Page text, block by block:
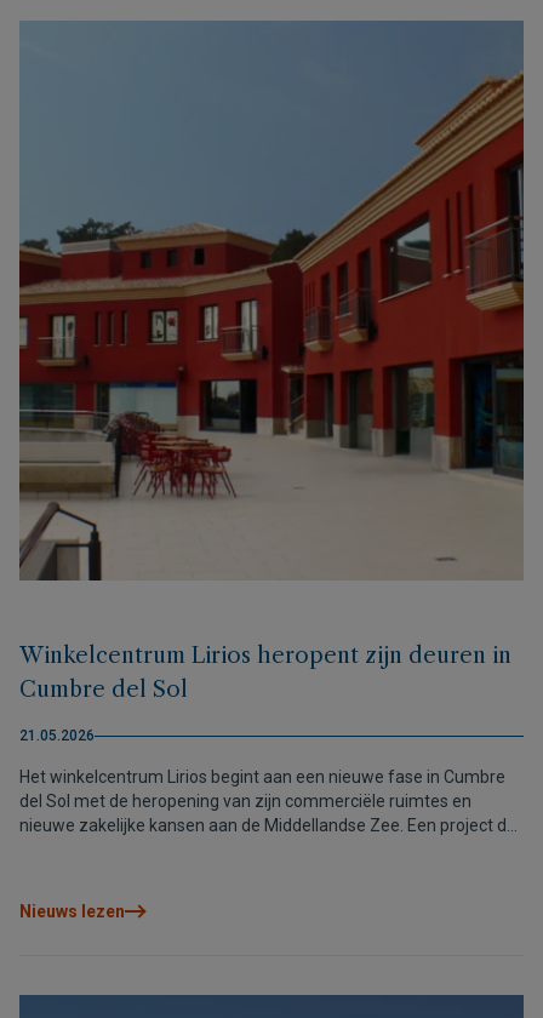
Winkelcentrum Lirios heropent zijn deuren in
Cumbre del Sol
21.05.2026
Het winkelcentrum Lirios begint aan een nieuwe fase in Cumbre
del Sol met de heropening van zijn commerciële ruimtes en
nieuwe zakelijke kansen aan de Middellandse Zee. Een project dat
Nieuws lezen